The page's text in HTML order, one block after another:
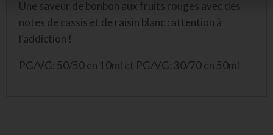
Une saveur de bonbon aux fruits rouges avec des
notes de cassis et de raisin blanc : attention à
l’addiction !
PG/VG: 50/50 en 10ml et PG/VG: 30/70 en 50ml